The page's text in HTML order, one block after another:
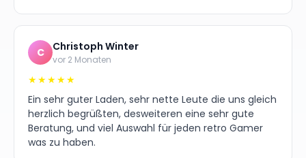
C Christoph Winter
vor 2 Monaten
★★★★★
Ein sehr guter Laden, sehr nette Leute die uns gleich
herzlich begrüßten, desweiteren eine sehr gute
Beratung, und viel Auswahl für jeden retro Gamer
was zu haben.